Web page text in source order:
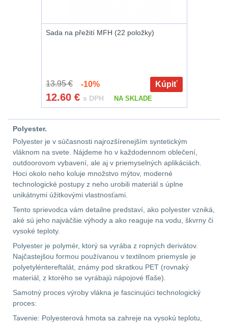
Pažby51
rukojeti50
30
Pistolové rukojeti 20
Dvojnožky39
Príslušenstvo
Čistenie zbraní38
AR1512
AK4710
.22
Sada na přežití MFH (22 položky)
13.95 €-10% Kúpiť
12.60 € s DPH NA SKLADE
Polyester.
Polyester je v súčasnosti najrozšírenejším syntetickým
vláknom na svete. Nájdeme ho v každodennom oblečení,
outdoorovom vybavení, ale aj v priemyselných aplikáciách.
Hoci okolo neho koluje množstvo mýtov, moderné
technologické postupy z neho urobili materiál s úplne
unikátnymi úžitkovými vlastnosťami.
Tento sprievodca vám detailne predstaví, ako polyester vzniká,
aké sú jeho najväčšie výhody a ako reaguje na vodu, škvrny či
vysoké teploty.
Polyester je polymér, ktorý sa vyrába z ropných derivátov.
Najčastejšou formou používanou v textilnom priemysle je
polyetyléntereftalát, známy pod skratkou PET (rovnaký
materiál, z ktorého se vyrábajú nápojové fľaše).
Samotný proces výroby vlákna je fascinujúci technologický
proces:
Tavenie: Polyesterová hmota sa zahreje na vysokú teplotu,